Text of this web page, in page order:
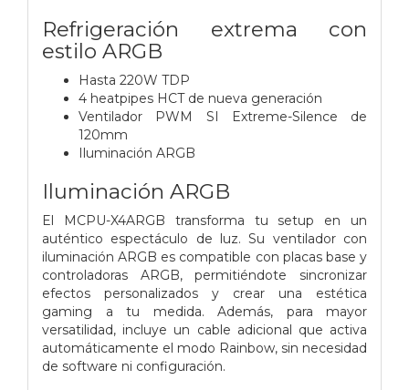
Refrigeración extrema con
estilo ARGB
Hasta 220W TDP
4 heatpipes HCT de nueva generación
Ventilador PWM SI Extreme-Silence de
120mm
Iluminación ARGB
Iluminación ARGB
El MCPU-X4ARGB transforma tu setup en un
auténtico espectáculo de luz. Su ventilador con
iluminación ARGB es compatible con placas base y
controladoras ARGB, permitiéndote sincronizar
efectos personalizados y crear una estética
gaming a tu medida. Además, para mayor
versatilidad, incluye un cable adicional que activa
automáticamente el modo Rainbow, sin necesidad
de software ni configuración.